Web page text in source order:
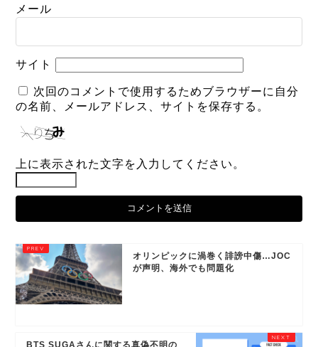
メール
サイト
次回のコメントで使用するためブラウザーに自分
の名前、メールアドレス、サイトを保存する。
上に表示された文字を入力してください。
オリンピックに渦巻く誹謗中傷…JOC
が声明、海外でも問題化
BTS SUGAさんに関する真偽不明の